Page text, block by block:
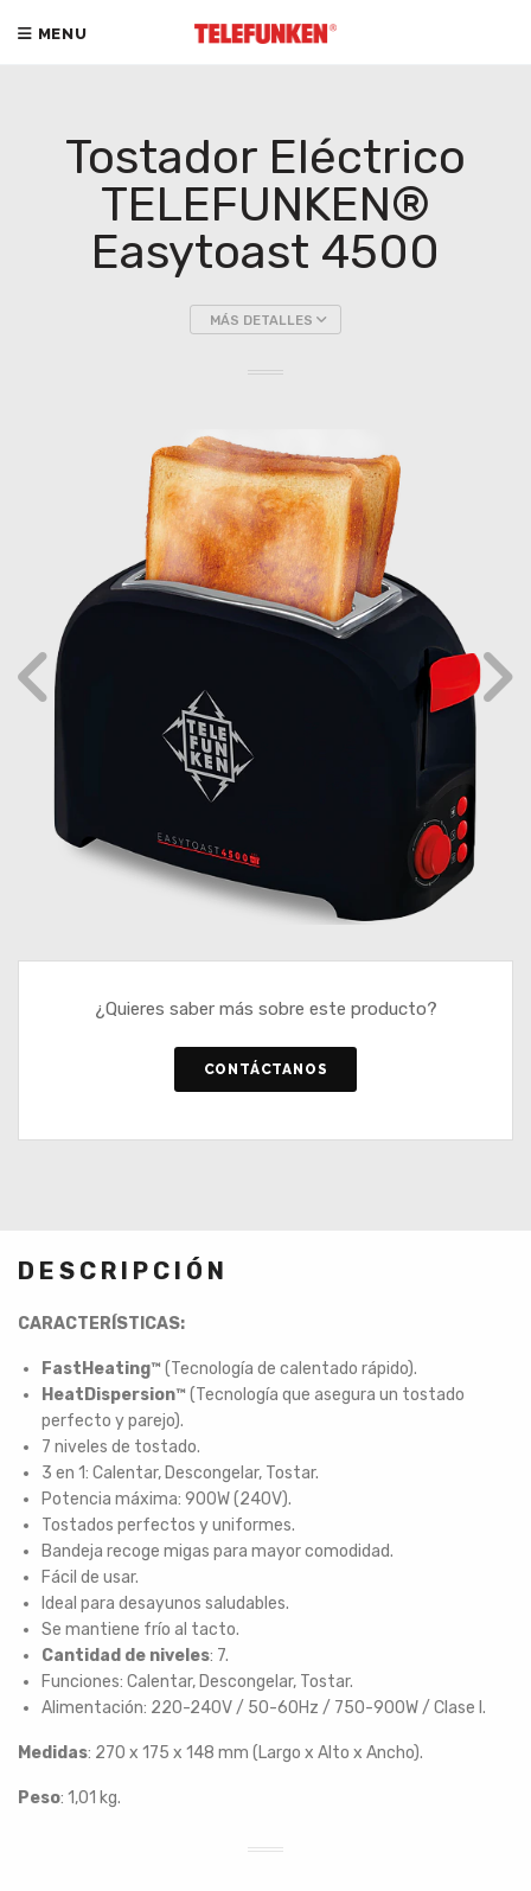
MENU
Tostador Eléctrico
TELEFUNKEN®
Easytoast 4500
MÁS DETALLES
¿Quieres saber más sobre este producto?
CONTÁCTANOS
DESCRIPCIÓN
CARACTERÍSTICAS:
FastHeating™ (Tecnología de calentado rápido).
HeatDispersion™ (Tecnología que asegura un tostado
perfecto y parejo).
7 niveles de tostado.
3 en 1: Calentar, Descongelar, Tostar.
Potencia máxima: 900W (240V).
Tostados perfectos y uniformes.
Bandeja recoge migas para mayor comodidad.
Fácil de usar.
Ideal para desayunos saludables.
Se mantiene frío al tacto.
Cantidad de niveles: 7.
Funciones: Calentar, Descongelar, Tostar.
Alimentación: 220-240V / 50-60Hz / 750-900W / Clase I.
Medidas: 270 x 175 x 148 mm (Largo x Alto x Ancho).
Peso: 1,01 kg.